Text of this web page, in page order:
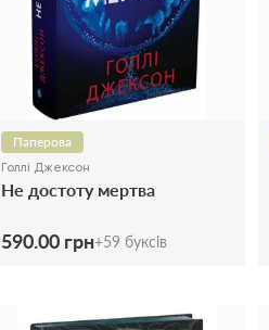
Паперова
Голлі Джексон
Не достоту мертва
590.00 грн+59 буксів